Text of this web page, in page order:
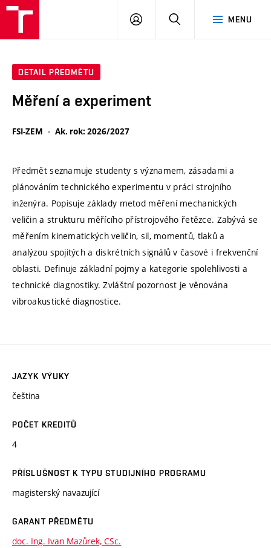
MENU
PŘIHLÁSIT
DETAIL PŘEDMĚTU
Měření a experiment
FSI-ZEM Ak. rok: 2026/2027
Předmět seznamuje studenty s významem, zásadami a
plánováním technického experimentu v práci strojního
inženýra. Popisuje základy metod měření mechanických
veličin a strukturu měřícího přístrojového řetězce. Zabývá se
měřením kinematických veličin, sil, momentů, tlaků a
analýzou spojitých a diskrétních signálů v časové i frekvenční
oblasti. Definuje základní pojmy a kategorie spolehlivosti a
technické diagnostiky. Zvláštní pozornost je věnována
vibroakustické diagnostice.
JAZYK VÝUKY
čeština
POČET KREDITŮ
4
PŘÍSLUŠNOST K TYPU STUDIJNÍHO PROGRAMU
magisterský navazující
GARANT PŘEDMĚTU
doc. Ing. Ivan Mazůrek, CSc.